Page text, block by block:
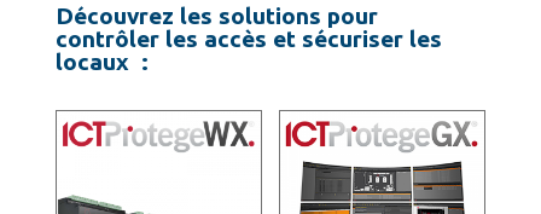
Découvrez les solutions pour
contrôler les accès et sécuriser les
locaux :